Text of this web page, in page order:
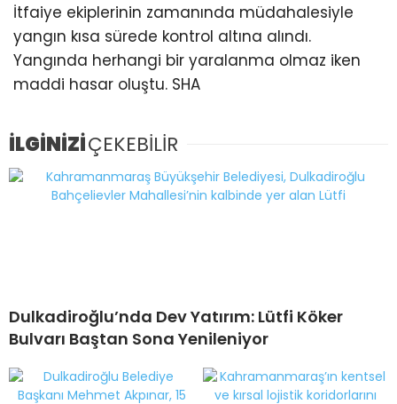
İtfaiye ekiplerinin zamanında müdahalesiyle
yangın kısa sürede kontrol altına alındı.
Yangında herhangi bir yaralanma olmaz iken
maddi hasar oluştu. SHA
İLGİNİZİÇEKEBİLİR
Dulkadiroğlu’nda Dev Yatırım: Lütfi Köker
Bulvarı Baştan Sona Yenileniyor